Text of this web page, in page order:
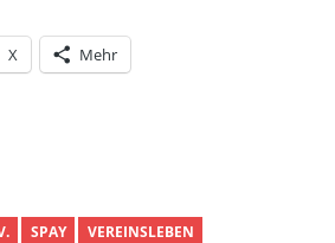
X Mehr
SPAY VEREINSLEBEN